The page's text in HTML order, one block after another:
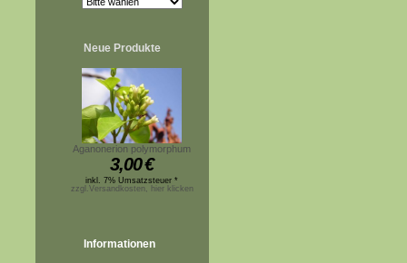
Neue Produkte
Aganonerion polymorphum
3,00€
inkl. 7% Umsatzsteuer *
zzgl.Versandkosten, hier klicken
Informationen